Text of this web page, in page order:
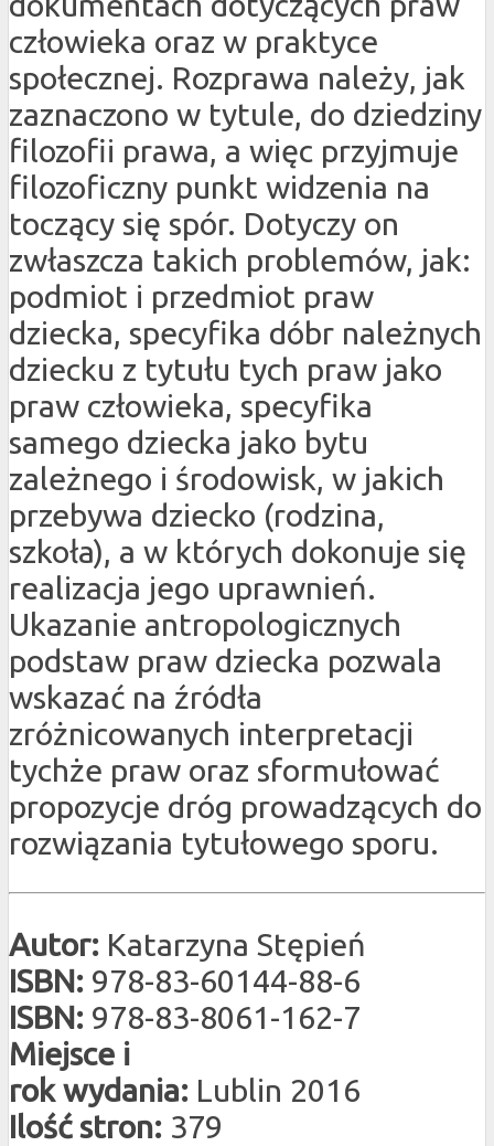
człowieka oraz w praktyce
społecznej. Rozprawa należy, jak
zaznaczono w tytule, do dziedziny
filozofii prawa, a więc przyjmuje
filozoficzny punkt widzenia na
toczący się spór. Dotyczy on
zwłaszcza takich problemów, jak:
podmiot i przedmiot praw
dziecka, specyfika dóbr należnych
dziecku z tytułu tych praw jako
praw człowieka, specyfika
samego dziecka jako bytu
zależnego i środowisk, w jakich
przebywa dziecko (rodzina,
szkoła), a w których dokonuje się
realizacja jego uprawnień.
Ukazanie antropologicznych
podstaw praw dziecka pozwala
wskazać na źródła
zróżnicowanych interpretacji
tychże praw oraz sformułować
propozycje dróg prowadzących do
rozwiązania tytułowego sporu.
Autor: Katarzyna Stępień
ISBN: 978-83-60144-88-6
ISBN: 978-83-8061-162-7
Miejsce i
rok wydania: Lublin 2016
Ilość stron: 379